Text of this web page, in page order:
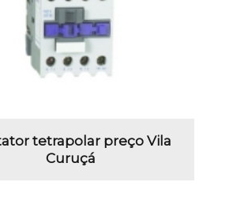
tetrapolar preço Vila
Curuçá